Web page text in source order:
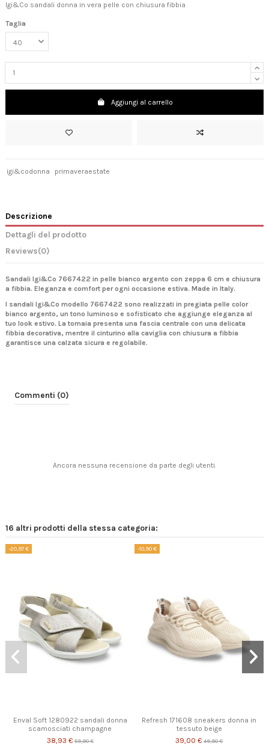
Igi&Co sandali donna in vera pelle con chiusura fibbia
Taglia
Aggiungi al carrello
igi&codonna primaveraestate
Descrizione
Dettagli del prodotto
Reviews(0)
Sandali Igi&Co 7667422 in pelle bianco argento con zeppa 6 cm e chiusura
a fibbia. Eleganza e comfort per ogni occasione estiva. Made in Italy.
I sandali Igi&Co modello 7667422 sono realizzati in pregiata pelle color
bianco argento, un tono luminoso e sofisticato che aggiunge eleganza al
tuo look estivo. La tomaia presenta una fascia centrale con una delicata
fibbia decorativa, mentre il cinturino alla caviglia con chiusura a fibbia
garantisce una calzata sicura e regolabile.
Commenti (0)
Ancora nessuna recensione da parte degli utenti.
16 altri prodotti della stessa categoria:
-20,97 €
Enval Soft 1280922 sandali donna
scamosciati champagne
38,93 €59,90 €
-10,90 €
Refresh 171608 sneakers donna in
tessuto beige
39,00 € 49,90 €